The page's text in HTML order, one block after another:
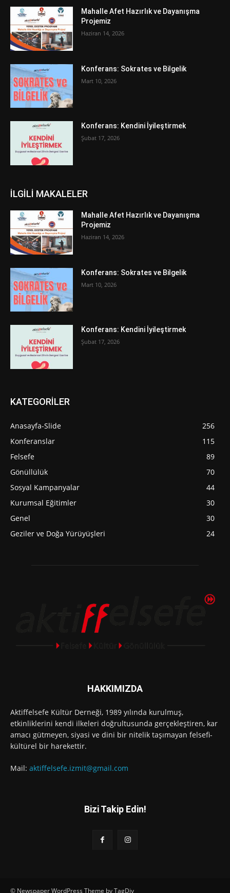
Mahalle Afet Hazırlık ve Dayanışma
Projemiz
Haziran 14, 2026
Konferans: Sokrates ve Bilgelik
Mart 10, 2026
Konferans: Kendini İyileştirmek
Şubat 17, 2026
İLGİLİ MAKALELER
Mahalle Afet Hazırlık ve Dayanışma
Projemiz
Haziran 14, 2026
Konferans: Sokrates ve Bilgelik
Mart 10, 2026
Konferans: Kendini İyileştirmek
Şubat 17, 2026
KATEGORİLER
Anasayfa-Slide
256
Konferanslar
115
Felsefe
89
Gönüllülük
70
Sosyal Kampanyalar
44
Kurumsal Eğitimler
30
Genel
30
Geziler ve Doğa Yürüyüşleri
24
HAKKIMIZDA
Aktiffelsefe Kültür Derneği, 1989 yılında kurulmuş,
etkinliklerini kendi ilkeleri doğrultusunda gerçekleştiren, kar
amacı gütmeyen, siyasi ve dini bir nitelik taşımayan felsefi-
kültürel bir harekettir.
Mail: aktiffelsefe.izmit@gmail.com
Bizi Takip Edin!
© Newspaper WordPress Theme by TagDiv